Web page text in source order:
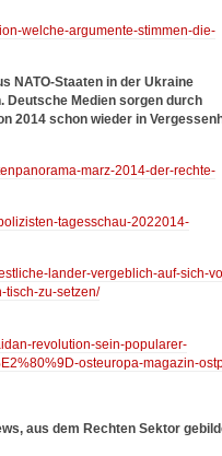
welche-argumente-stimmen-die-
NATO-Staaten in der Ukraine
Deutsche Medien sorgen durch
2014 schon wieder in
marz-2014-der-rechte-
tagesschau-2022014-
lander-vergeblich-auf-sich-
tisch-zu-setzen/
revolution-sein-popularer-
osteuropa-magazin-
aus dem Rechten Sektor